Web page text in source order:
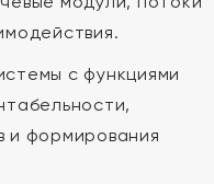
с функциями
и формирования